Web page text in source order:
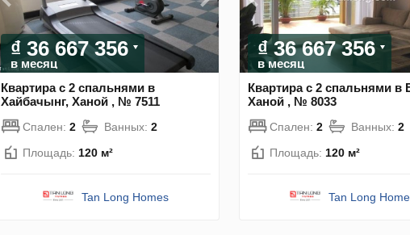
₫ 36 667 356
в месяц
Квартира с 2 спальнями в
Хайбачынг, Ханой , № 7511
Спален: 2 Ванных: 2
Площадь: 120 м²
Tan Long Homes
₫ 36 667 356
в месяц
Квартира с 2 спальнями в
Ханой , № 8033
Спален: 2 Ванных: 2
Площадь: 120 м²
Tan Long